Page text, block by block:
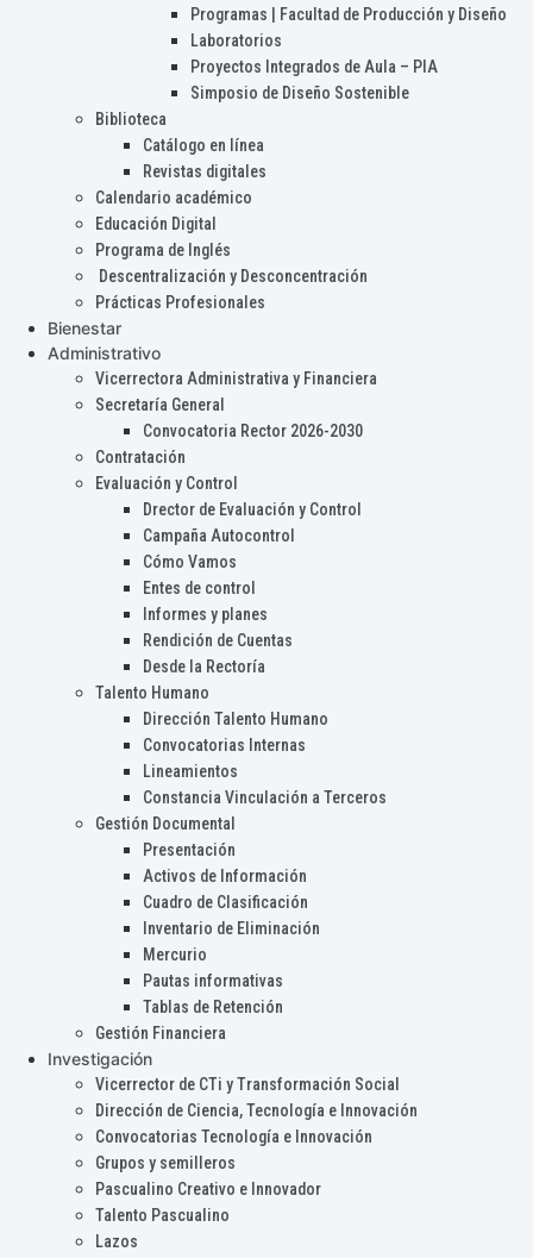
Programas | Facultad de Producción y Diseño
Laboratorios
Proyectos Integrados de Aula – PIA
Simposio de Diseño Sostenible
Biblioteca
Catálogo en línea
Revistas digitales
Calendario académico
Educación Digital
Programa de Inglés
Descentralización y Desconcentración
Prácticas Profesionales
Bienestar
Administrativo
Vicerrectora Administrativa y Financiera
Secretaría General
Convocatoria Rector 2026-2030
Contratación
Evaluación y Control
Drector de Evaluación y Control
Campaña Autocontrol
Cómo Vamos
Entes de control
Informes y planes
Rendición de Cuentas
Desde la Rectoría
Talento Humano
Dirección Talento Humano
Convocatorias Internas
Lineamientos
Constancia Vinculación a Terceros
Gestión Documental
Presentación
Activos de Información
Cuadro de Clasificación
Inventario de Eliminación
Mercurio
Pautas informativas
Tablas de Retención
Gestión Financiera
Investigación
Vicerrector de CTi y Transformación Social
Dirección de Ciencia, Tecnología e Innovación
Convocatorias Tecnología e Innovación
Grupos y semilleros
Pascualino Creativo e Innovador
Talento Pascualino
Lazos